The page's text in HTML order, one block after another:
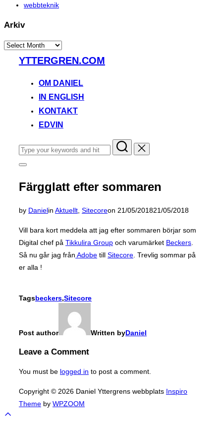
webbteknik
Arkiv
Arkiv
YTTERGREN.COM
OM DANIEL
IN ENGLISH
KONTAKT
EDVIN
Search
for:
Toggle
&
navigation
Färgglatt efter sommaren
by Danielin Aktuellt, Sitecoreon Posted
21/05/201821/05/2018
Vill bara kort meddela att jag efter sommaren börjar som
Digital chef på Tikkulira Group och varumärket Beckers
Så nu går jag från Adobe till Sitecore . Trevlig sommar på
er alla !
Tagsbeckers,Sitecore
Post author Written byDaniel
Leave a Comment
You must be logged in to post a comment.
Copyright © 2026 Daniel Yttergrens webbplats Inspiro
Theme by WPZOOM